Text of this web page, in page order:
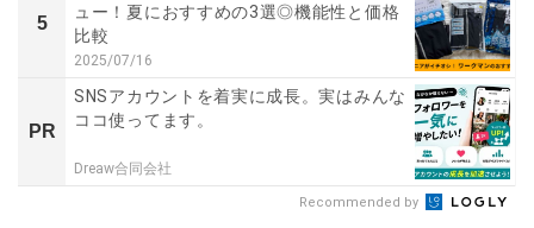
5
ュー！夏におすすめの3選◎機能性と価格
比較
2025/07/16
PR
SNSアカウントを着実に成長。実はみんな
ココ使ってます。
Dreaw合同会社
Recommended by